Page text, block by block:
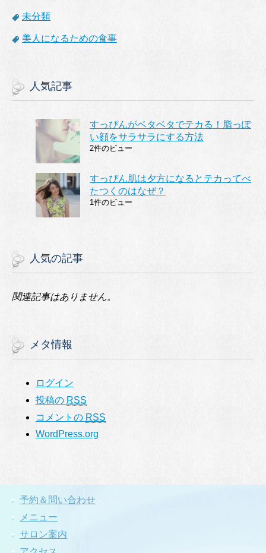
未分類
美人になるための食事
人気記事
すっぴんがベタベタでテカる！脂っぽ
い顔をサラサラにする方法
2件のビュー
すっぴん肌は夕方になるとテカってべ
たつくのはなぜ？
1件のビュー
人気の記事
関連記事はありません。
メタ情報
ログイン
投稿の RSS
コメントの RSS
WordPress.org
予約＆問い合わせ
メニュー
サロン案内